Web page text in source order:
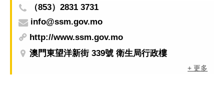
（853）2831 3731
info@ssm.gov.mo
http://www.ssm.gov.mo
澳門東望洋新街 339號 衛生局行政樓
+ 更多